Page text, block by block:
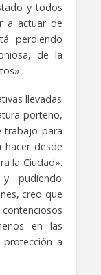
y todos
a actuar de
perdiendo
de la
llevadas
porteño,
trabajo para
desde
la Ciudad».
pudiendo
creo que
en las
a